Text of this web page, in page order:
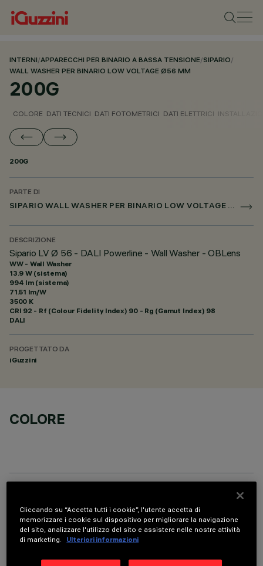
INTERNI/APPARECCHI PER BINARIO A BASSA TENSIONE/SIPARIO/
WALL WASHER PER BINARIO LOW VOLTAGE Ø56 MM
200G
COLORE DATI TECNICI DATI FOTOMETRICI DATI ELETTRICI
200G
PARTE DI
SIPARIO WALL WASHER PER BINARIO LOW VOLTAGE Ø56 MM
DESCRIZIONE
Sipario LV Ø 56 - DALI Powerline - Wall Washer - OBLens
WW - Wall Washer
13.9 W (sistema)
994 lm (sistema)
71.51 lm/W
3500 K
CRI 92 - Rf (Colour Fidelity Index) 90 - Rg (Gamut Index) 98
DALI
PROGETTATO DA
iGuzzini
COLORE
DATI TECNICI
ULTIMO AGGIORNAMENTO: 05/08/2026
Cliccando su “Accetta tutti i cookie”, l'utente accetta di
memorizzare i cookie sul dispositivo per migliorare la navigazione
del sito, analizzare l'utilizzo del sito e assistere nelle nostre attività
di marketing.
Ulteriori informazioni